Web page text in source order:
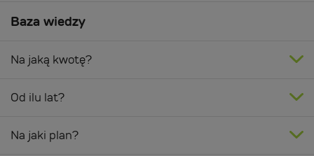
Baza wiedzy
Na jaką kwotę?
Od ilu lat?
Na jaki plan?